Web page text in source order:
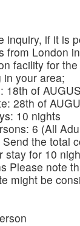
inquiry, if it is
from London
facility for
your area;
18th of
28th of
10 nights
6 (All
the total
stay for 10
Please note
might be